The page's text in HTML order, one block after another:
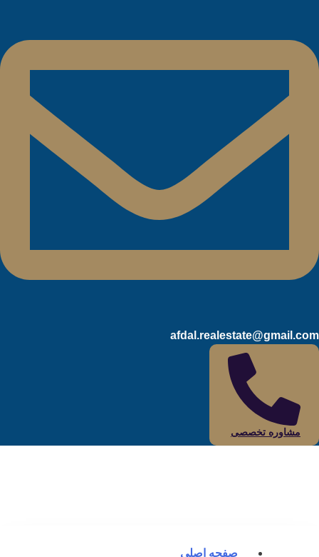
مشاوره تخصصی
صفحه اصلی